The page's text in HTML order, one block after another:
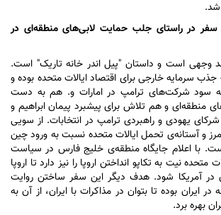
شد.
سفر در راستای جلب حمایت لابی‌های منطقه‌ای در
وجهی است و داستان "پیل اندر خانه تاریک" است.
سرمایه خارجی برای اقتصاد ایالات متحده بوده و
شرکت‌های ترامپ در امارات و. هم به دست
منطقه‌ای و هم تلاش برای پیشبرد پیمان ابراهیم و
یهودی و راهبردی ترامپ در انتخابات. از سویی
و آستانه‌ی تحمل ایالات متحده نسبت به ورود چین
با اعلام جایگاه منطقه‌ی خلیج فارس در سیاست
نیت به تکاپو انداختن اروپا را نیز دارد تا اروپا
در آمریکا شود. هدف دیگر این سفر ساختن روایت
در ایران بوده تا بتوان در مذاکرات با ایران، از آن به
بهره برد.